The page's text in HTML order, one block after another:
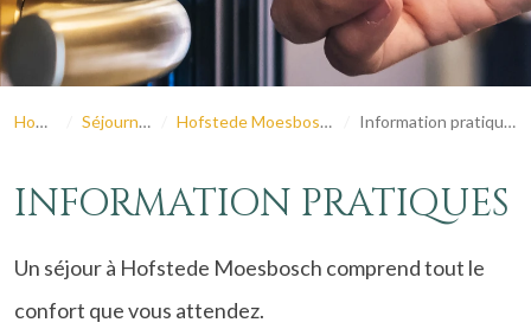
Home Séjourner Hofstede Moesbosch Information pratiques
INFORMATION PRATIQUES
Un séjour à Hofstede Moesbosch comprend tout le
confort que vous attendez.